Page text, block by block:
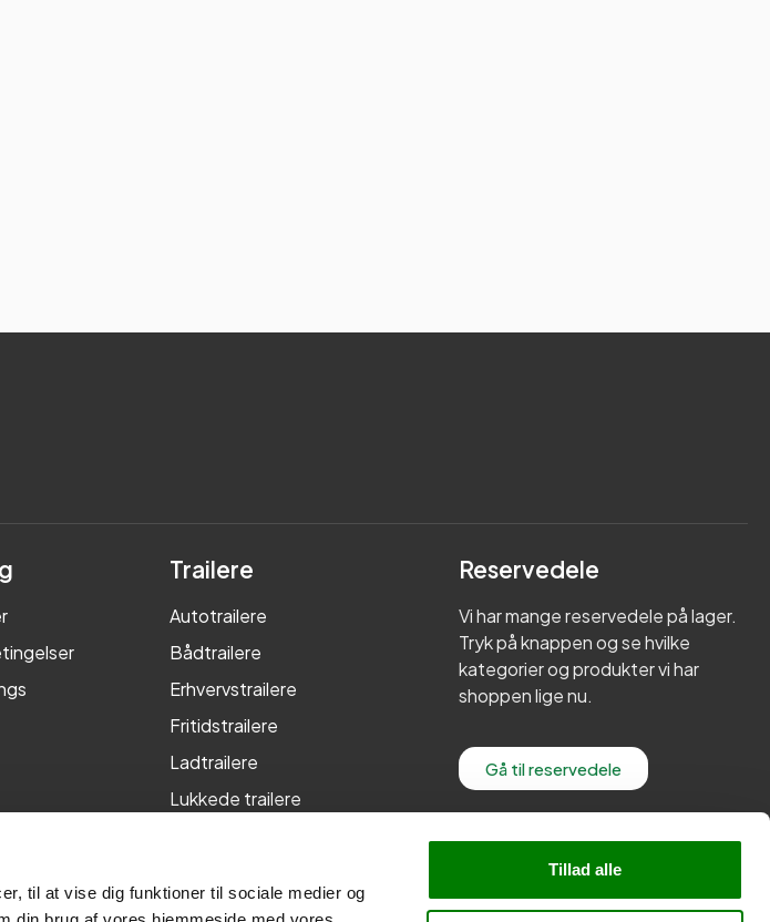
til at vise dig funktioner til sociale medier og
Tillad alle
Trailere
Autotrailere
Bådtrailere
Erhvervstrailere
Fritidstrailere
Ladtrailere
Lukkede trailere
Reservedele
Vi har mange reservedele på lager.
Tryk på knappen og se hvilke
kategorier og produkter vi har
shoppen lige nu.
Gå til reservedele